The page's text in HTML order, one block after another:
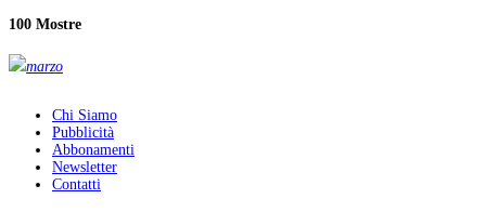
100 Mostre
marzo
Chi Siamo
Pubblicità
Abbonamenti
Newsletter
Contatti